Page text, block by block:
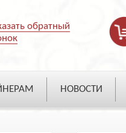
обратный
НОВОСТИ